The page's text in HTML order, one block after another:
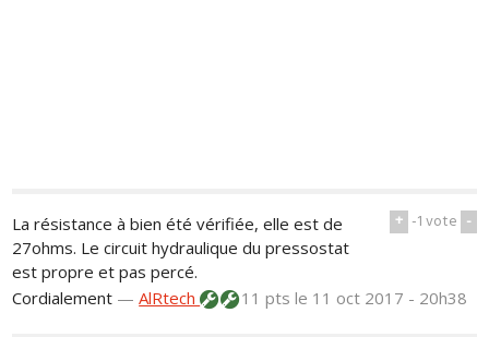
+ -1vote -
La résistance à bien été vérifiée, elle est de
27ohms. Le circuit hydraulique du pressostat
est propre et pas percé.
Cordialement —AlRtech 11 ptsle 11 oct 2017 - 20h38